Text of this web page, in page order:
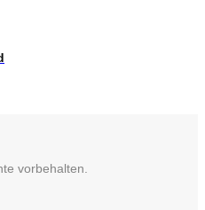
vorbehalten.